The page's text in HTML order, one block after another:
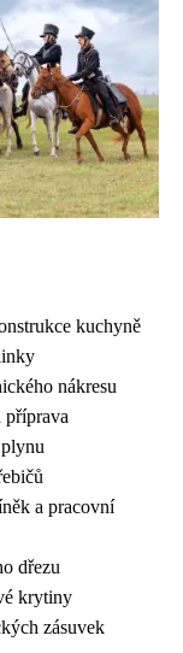
kuchyně
nákresu
příprava
a pracovní
dřezu
krytiny
zásuvek